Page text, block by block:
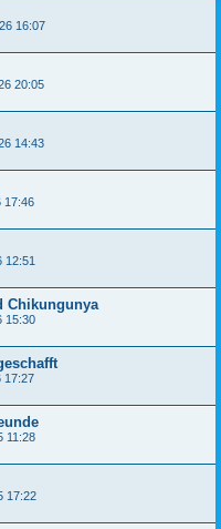
16:07
20:05
14:43
17:46
12:51
Chikungunya
15:30
17:27
11:28
17:22